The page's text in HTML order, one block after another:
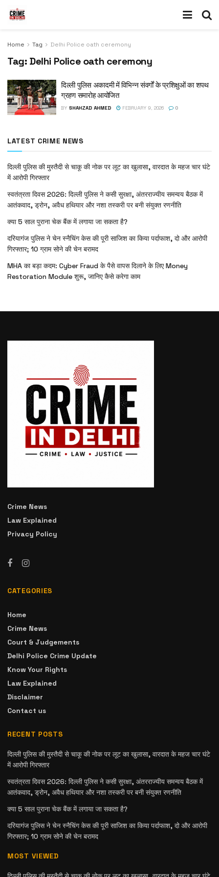
Home Tag Delhi Police oath ceremony
Tag: Delhi Police oath ceremony
दिल्ली पुलिस अकादमी में विभिन्न संवर्गों के प्रशिक्षुओं का शपथ
ग्रहण समारोह आयोजित
BY SHAHZAD AHMED FEBRUARY 9, 2026 0
LATEST CRIME NEWS
दिल्ली पुलिस की मुस्तैदी से चाकू की नोक पर लूट का खुलासा, वारदात के महज चार घंटे
में आरोपी गिरफ्तार
स्वतंत्रता दिवस 2026: दिल्ली पुलिस ने कसी सुरक्षा, अंतरराज्यीय समन्वय बैठक में
आतंकवाद, ड्रोन, अवैध हथियार और नशा तस्करी पर बनी संयुक्त रणनीति
क्या 5 साल पुराना चेक बैंक में लगाया जा सकता है?
दरियागंज पुलिस ने चेन स्नैचिंग केस की पूरी साजिश का किया पर्दाफाश, दो और आरोपी
गिरफ्तार; 10 ग्राम सोने की चेन बरामद
MHA का बड़ा कदम: Cyber Fraud के पैसे वापस दिलाने के लिए Money
Restoration Module शुरू, जानिए कैसे करेगा काम
Crime News
Law Explained
Privacy Policy
CATEGORIES
Home
Crime News
Court & Judgements
Delhi Police Crime Update
Know Your Rights
Law Explained
Disclaimer
Contact us
RECENT POSTS
दिल्ली पुलिस की मुस्तैदी से चाकू की नोक पर लूट का खुलासा, वारदात के महज चार घंटे
में आरोपी गिरफ्तार
स्वतंत्रता दिवस 2026: दिल्ली पुलिस ने कसी सुरक्षा, अंतरराज्यीय समन्वय बैठक में
आतंकवाद, ड्रोन, अवैध हथियार और नशा तस्करी पर बनी संयुक्त रणनीति
क्या 5 साल पुराना चेक बैंक में लगाया जा सकता है?
दरियागंज पुलिस ने चेन स्नैचिंग केस की पूरी साजिश का किया पर्दाफाश, दो और आरोपी
गिरफ्तार; 10 ग्राम सोने की चेन बरामद
MOST VIEWED